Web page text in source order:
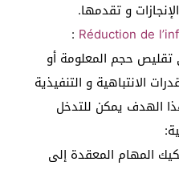
و تقدمها.
:
تقليص حجم المعلومة أو
الانتباهية و التنفيذية
الهدف يمكن للتدخل
المهام المعقدة إلى